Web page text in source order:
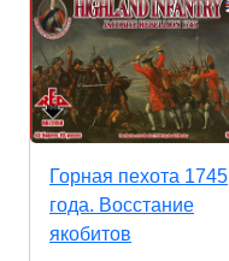
Горная пехота 1745
года. Восстание
якобитов